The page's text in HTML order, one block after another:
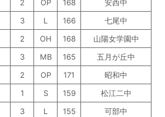
2 OP 168
安西中
3 L 166
七尾中
2 OH 168
山陽女学園中
3 MB 165
五月が丘中
2 OP 171
昭和中
1 S 159
松江二中
3 L 155
可部中